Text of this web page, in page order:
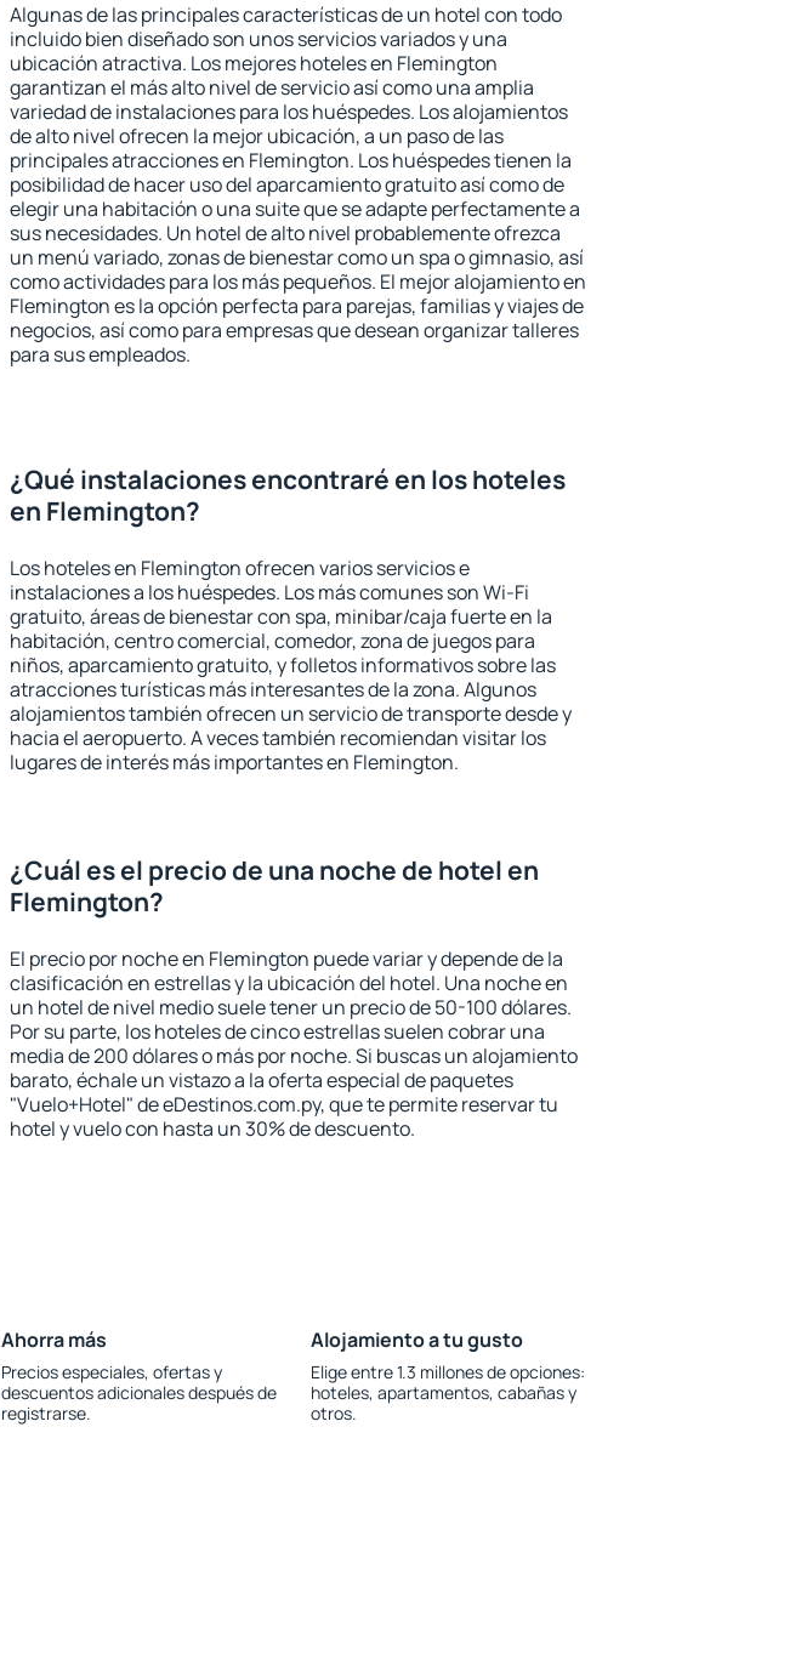
Algunas de las principales características de un hotel con todo
incluido bien diseñado son unos servicios variados y una
ubicación atractiva. Los mejores hoteles en Flemington
garantizan el más alto nivel de servicio así como una amplia
variedad de instalaciones para los huéspedes. Los alojamientos
de alto nivel ofrecen la mejor ubicación, a un paso de las
principales atracciones en Flemington. Los huéspedes tienen la
posibilidad de hacer uso del aparcamiento gratuito así como de
elegir una habitación o una suite que se adapte perfectamente a
sus necesidades. Un hotel de alto nivel probablemente ofrezca
un menú variado, zonas de bienestar como un spa o gimnasio, así
como actividades para los más pequeños. El mejor alojamiento en
Flemington es la opción perfecta para parejas, familias y viajes de
negocios, así como para empresas que desean organizar talleres
para sus empleados.
¿Qué instalaciones encontraré en los hoteles
en Flemington?
Los hoteles en Flemington ofrecen varios servicios e
instalaciones a los huéspedes. Los más comunes son Wi-Fi
gratuito, áreas de bienestar con spa, minibar/caja fuerte en la
habitación, centro comercial, comedor, zona de juegos para
niños, aparcamiento gratuito, y folletos informativos sobre las
atracciones turísticas más interesantes de la zona. Algunos
alojamientos también ofrecen un servicio de transporte desde y
hacia el aeropuerto. A veces también recomiendan visitar los
lugares de interés más importantes en Flemington.
¿Cuál es el precio de una noche de hotel en
Flemington?
El precio por noche en Flemington puede variar y depende de la
clasificación en estrellas y la ubicación del hotel. Una noche en
un hotel de nivel medio suele tener un precio de 50-100 dólares.
Por su parte, los hoteles de cinco estrellas suelen cobrar una
media de 200 dólares o más por noche. Si buscas un alojamiento
barato, échale un vistazo a la oferta especial de paquetes
"Vuelo+Hotel" de eDestinos.com.py, que te permite reservar tu
hotel y vuelo con hasta un 30% de descuento.
Ahorra más
Precios especiales, ofertas y
descuentos adicionales después de
registrarse.
Alojamiento a tu gusto
Elige entre 1.3 millones de opciones:
hoteles, apartamentos, cabañas y
otros.